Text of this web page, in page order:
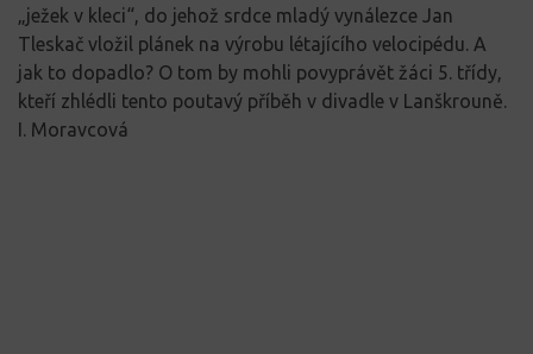
„ježek v kleci“, do jehož srdce mladý vynálezce Jan
Tleskač vložil plánek na výrobu létajícího velocipédu. A
jak to dopadlo? O tom by mohli povyprávět žáci 5. třídy,
kteří zhlédli tento poutavý příběh v divadle v Lanškrouně.
I. Moravcová